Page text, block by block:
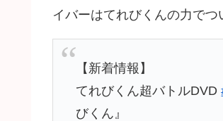
イバーはてれびくんの力で
【新着情報】
てれびくん超バトルDVD
びくん』